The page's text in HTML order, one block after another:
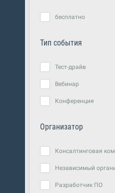
бесплатно
Тип события
Тест-драйв
Вебинар
Конференция
Организатор
Консалтинговая
Независимый
Разработчик ПО